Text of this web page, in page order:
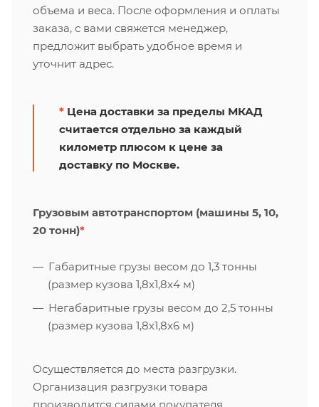
объема и веса. После оформления и оплаты
заказа, с вами свяжется менеджер,
предложит выбрать удобное время и
уточнит адрес.
* Цена доставки за пределы МКАД
считается отдельно за каждый
километр плюсом к цене за
доставку по Москве.
Грузовым автотранспортом (машины 5, 10,
20 тонн)*
Габаритные грузы весом до 1,3 тонны
(размер кузова 1,8х1,8х4 м)
Негабаритные грузы весом до 2,5 тонны
(размер кузова 1,8х1,8х6 м)
Осуществляется до места разгрузки.
Организация разгрузки товара